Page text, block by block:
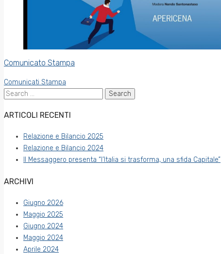
Comunicato Stampa
Comunicati Stampa
Search
ARTICOLI RECENTI
Relazione e Bilancio 2025
Relazione e Bilancio 2024
Il Messaggero presenta “l’Italia si trasforma, una sfida Capitale”
ARCHIVI
Giugno 2026
Maggio 2025
Giugno 2024
Maggio 2024
Aprile 2024